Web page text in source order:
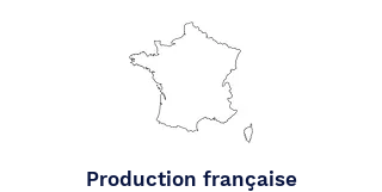
Production française